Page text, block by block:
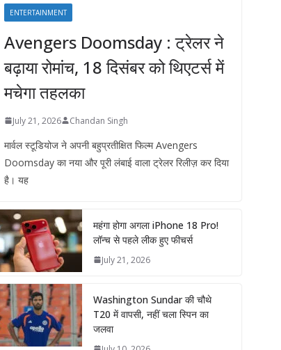
ENTERTAINMENT
Avengers Doomsday : ट्रेलर ने
बढ़ाया रोमांच, 18 दिसंबर को थिएटर्स में
मचेगा तहलका
July 21, 2026 Chandan Singh
मार्वल स्टूडियोज ने अपनी बहुप्रतीक्षित फिल्म Avengers
Doomsday का नया और पूरी लंबाई वाला ट्रेलर रिलीज़ कर दिया
है। यह
महंगा होगा अगला iPhone 18 Pro!
लॉन्च से पहले लीक हुए फीचर्स
July 21, 2026
Washington Sundar की चौथे
T20 में वापसी, नहीं चला स्पिन का
जलवा